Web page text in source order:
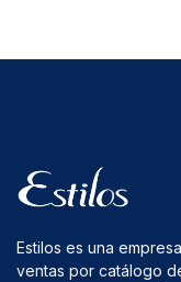
Estilos es una
ventas por catálogo